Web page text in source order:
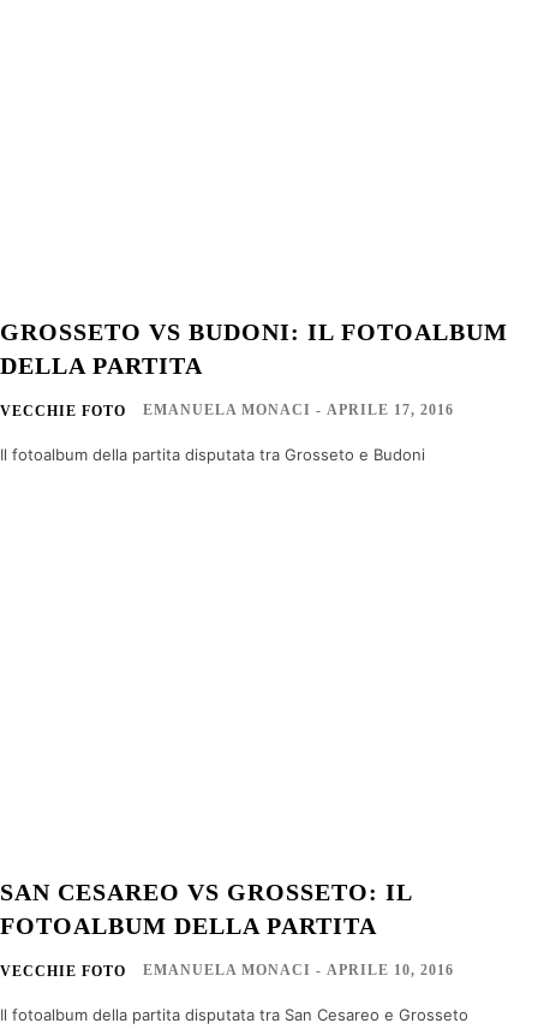
GROSSETO VS BUDONI: IL FOTOALBUM
DELLA PARTITA
VECCHIE FOTO EMANUELA MONACI - APRILE 17, 2016
Il fotoalbum della partita disputata tra Grosseto e Budoni
SAN CESAREO VS GROSSETO: IL
FOTOALBUM DELLA PARTITA
VECCHIE FOTO EMANUELA MONACI - APRILE 10, 2016
Il fotoalbum della partita disputata tra San Cesareo e Grosseto